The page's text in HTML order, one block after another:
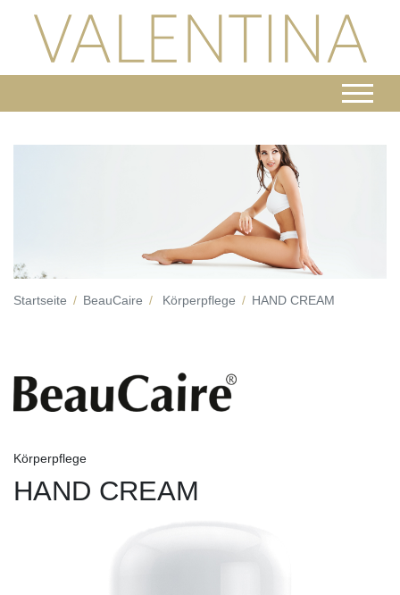
Startseite BeauCaire Körperpflege HAND CREAM
Körperpflege
HAND CREAM